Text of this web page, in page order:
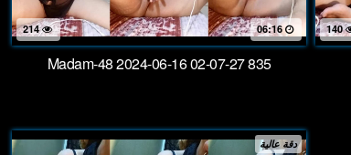
214 06:16
Madam-48 2024-06-16 02-07-27 835
140
دقة عالية